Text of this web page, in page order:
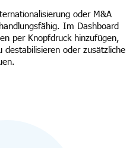
oder M&A
Im Dashboard
per Knopfdruck hinzufügen,
destabilisieren oder zusätzliche